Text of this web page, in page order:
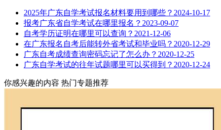
2025年广东自学考试报名材料要用到哪些？ 2024-10-17
报考广东省自学考试在哪里报名？ 2023-09-07
自考学历证明在哪里可以查询？ 2021-12-06
在广东报名自考后能转外省考试和毕业吗？ 2020-12-29
广东自考成绩查询密码忘记了怎么办？ 2020-12-25
广东自学考试的往年试题哪里可以买得到？ 2020-12-24
你感兴趣的内容 热门专题推荐